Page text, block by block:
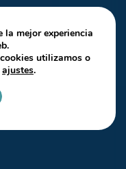
la mejor experiencia
utilizamos o
ajustes.